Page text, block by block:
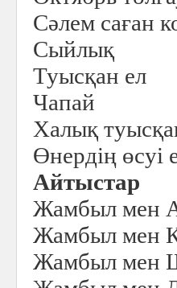
Сәлем саған
Сыйлық
Туысқан ел
Чапай
Халық
Өнердің өсуі
Айтыстар
Жамбыл мен
Жамбыл мен
Жамбыл мен